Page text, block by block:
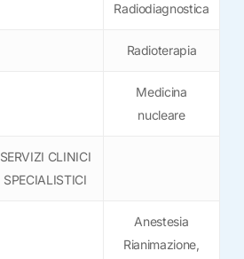
Radiodiagnostica
Radioterapia
Medicina
nucleare
SERVIZI CLINICI
SPECIALISTICI
Anestesia
Rianimazione,